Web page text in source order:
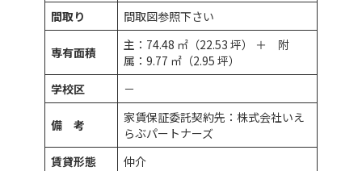
間取り
間取図参照下さい
専有面積
主：74.48 ㎡（22.53 坪） ＋ 附
属：9.77 ㎡（2.95 坪）
学校区
－
備 考
家賃保証委託契約先：株式会社いえ
らぶパートナーズ
賃貸形態
仲介